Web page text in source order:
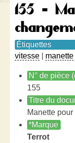
155 -
Étiquettes
vitesse
manette
N° de pièce
155
Titre du
Manette
*Marque
Terrot